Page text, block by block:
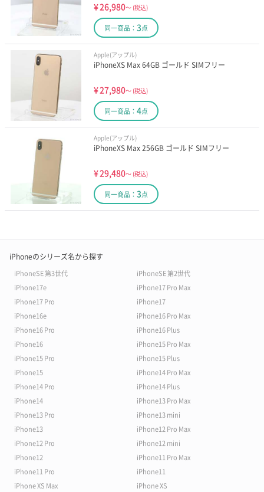
¥26,980～ (税込)
同一商品： 3点
Apple(アップル)
iPhoneXS Max 64GB ゴールド SIMフリー
¥27,980～ (税込)
同一商品： 4点
Apple(アップル)
iPhoneXS Max 256GB ゴールド SIMフリー
¥29,480～ (税込)
同一商品： 3点
iPhoneのシリーズ名から探す
iPhoneSE 第3世代
iPhoneSE 第2世代
iPhone17e
iPhone17 Pro Max
iPhone17 Pro
iPhone17
iPhone16e
iPhone16 Pro Max
iPhone16 Pro
iPhone16 Plus
iPhone16
iPhone15 Pro Max
iPhone15 Pro
iPhone15 Plus
iPhone15
iPhone14 Pro Max
iPhone14 Pro
iPhone14 Plus
iPhone14
iPhone13 Pro Max
iPhone13 Pro
iPhone13 mini
iPhone13
iPhone12 Pro Max
iPhone12 Pro
iPhone12 mini
iPhone12
iPhone11 Pro Max
iPhone11 Pro
iPhone11
iPhone XS Max
iPhone XS